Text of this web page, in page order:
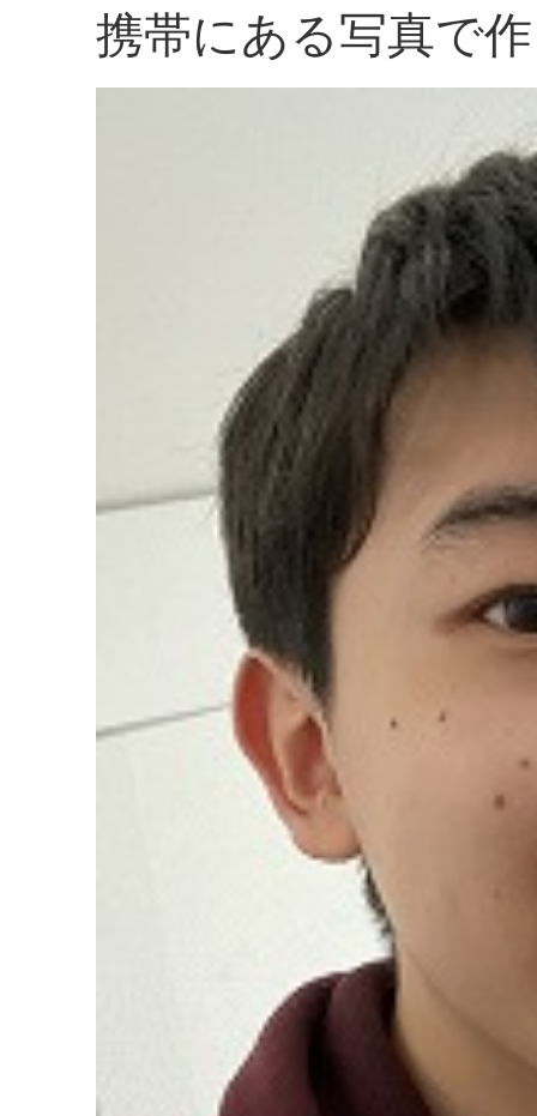
携帯にある写真で